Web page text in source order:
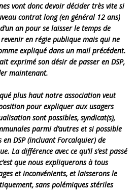
vont donc devoir décider très vite si
contrat long (en général 12 ans)
an pour se laisser le temps de
en régie publique mais qui ne
expliqué dans un mail précédent.
exprimé son désir de passer en DSP,
maintenant.
plus haut notre association veut
pour expliquer aux usagers
sont possibles, syndicat(s),
parmi d’autres et si possible
en DSP (incluant Forcalquier) de
La différence avec ce qu’il s’est passé
que nous expliquerons à tous
et inconvénients, et laisserons le
sans polémiques stériles